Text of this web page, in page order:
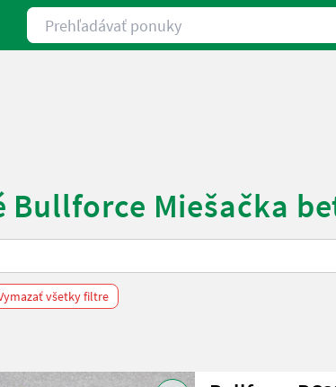
Prehľadávať ponuky
Miešačka
všetky filtre